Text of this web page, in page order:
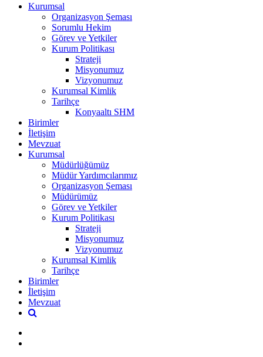
Kurumsal
Organizasyon Şeması
Sorumlu Hekim
Görev ve Yetkiler
Kurum Politikası
Strateji
Misyonumuz
Vizyonumuz
Kurumsal Kimlik
Tarihçe
Konyaaltı SHM
Birimler
İletişim
Mevzuat
Kurumsal
Müdürlüğümüz
Müdür Yardımcılarımız
Organizasyon Şeması
Müdürümüz
Görev ve Yetkiler
Kurum Politikası
Strateji
Misyonumuz
Vizyonumuz
Kurumsal Kimlik
Tarihçe
Birimler
İletişim
Mevzuat